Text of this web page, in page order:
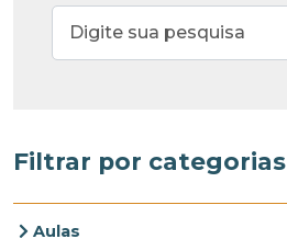
Filtrar por categorias
Aulas